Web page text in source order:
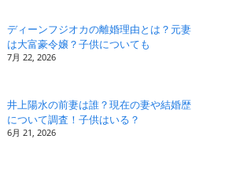
ディーンフジオカの離婚理由とは？元妻
は大富豪令嬢？子供についても
7月 22, 2026
井上陽水の前妻は誰？現在の妻や結婚歴
について調査！子供はいる？
6月 21, 2026